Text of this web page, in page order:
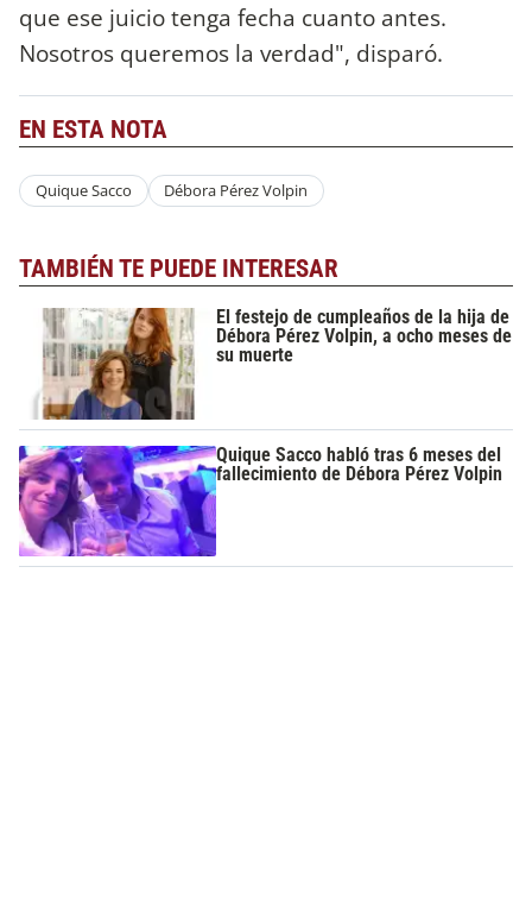
que ese juicio tenga fecha cuanto antes.
Nosotros queremos la verdad", disparó.
EN ESTA NOTA
Quique Sacco Débora Pérez Volpin
TAMBIÉN TE PUEDE INTERESAR
El festejo de cumpleaños de la hija de
Débora Pérez Volpin, a ocho meses de
su muerte
Quique Sacco habló tras 6 meses del
fallecimiento de Débora Pérez Volpin